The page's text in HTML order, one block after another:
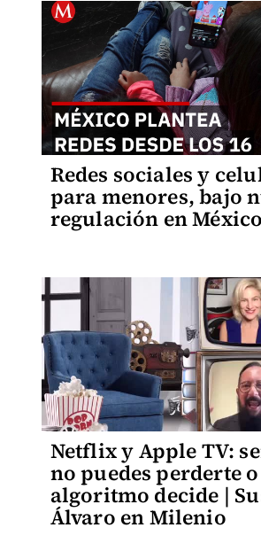
Redes sociales y
para menores, bajo
regulación en México
Netflix y Apple TV:
no puedes perderte
algoritmo decide |
Álvaro en Milenio